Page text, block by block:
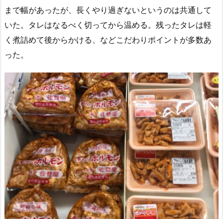
まで幅があったが、長くやり過ぎないというのは共通して
いた。タレはなるべく切ってから温める。残ったタレは軽
く煮詰めて後からかける、などこだわりポイントが多数あ
った。